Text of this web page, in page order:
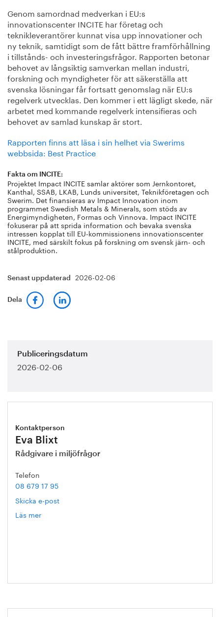
Genom samordnad medverkan i EU:s
innovationscenter INCITE har företag och
teknikleverantörer kunnat visa upp innovationer och
ny teknik, samtidigt som de fått bättre framförhållning
i tillstånds- och investeringsfrågor. Rapporten betonar
behovet av långsiktig samverkan mellan industri,
forskning och myndigheter för att säkerställa att
svenska lösningar får fortsatt genomslag när EU:s
regelverk utvecklas. Den kommer i ett lägligt skede, när
arbetet med kommande regelverk intensifieras och
behovet av samlad kunskap är stort.
Rapporten finns att läsa i sin helhet via Swerims
webbsida: Best Practice
Fakta om INCITE:
Projektet Impact INCITE samlar aktörer som Jernkontoret,
Kanthal, SSAB, LKAB, Lunds universitet, Teknikföretagen och
Swerim. Det finansieras av Impact Innovation inom
programmet Swedish Metals & Minerals, som stöds av
Energimyndigheten, Formas och Vinnova. Impact INCITE
fokuserar på att sprida information och bevaka svenska
intressen kopplat till EU-kommissionens innovationscenter
INCITE, med särskilt fokus på forskning om svensk järn- och
stålproduktion.
Senast uppdaterad 2026-02-06
Dela
Publiceringsdatum
2026-02-06
Kontaktperson
Eva Blixt
Rådgivare i miljöfrågor
Telefon
08 679 17 95
Skicka e-post
Läs mer